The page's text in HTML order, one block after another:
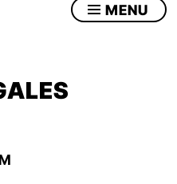
MENU